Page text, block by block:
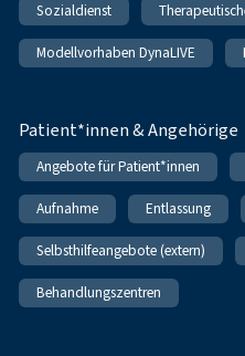
Sozialdienst
Modellvorhaben DynaLIVE
Patient*innen & Angehörige
Angebote für Patient*innen
Aufnahme Entlassung
Selbsthilfeangebote (extern)
Behandlungszentren